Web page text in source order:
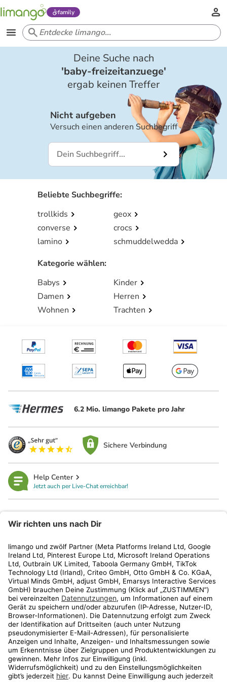
family
Deine Suche nach
'baby-freizeitanzuege'
ergab keinen Treffer
Nicht aufgeben
Versuch einen anderen Suchbegriff
Beliebte Suchbegriffe:
trollkids
geox
converse
crocs
lamino
schmuddelwedda
Kategorie wählen:
Babys
Kinder
Damen
Herren
Wohnen
Trachten
6.2 Mio. limango Pakete pro Jahr
Sichere Verbindung
Help Center
Jetzt auch per Live-Chat erreichbar!
Kundenservice
Shop
Aktionen
Travel